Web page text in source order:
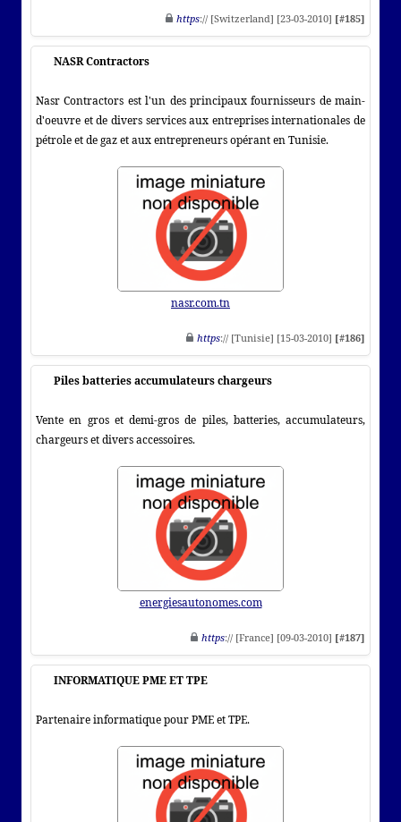
https:// [Switzerland] [23-03-2010] [#185]
NASR Contractors
Nasr Contractors est l'un des principaux fournisseurs de main-
d'oeuvre et de divers services aux entreprises internationales de
pétrole et de gaz et aux entrepreneurs opérant en Tunisie.
nasr.com.tn
https:// [Tunisie] [15-03-2010] [#186]
Piles batteries accumulateurs chargeurs
Vente en gros et demi-gros de piles, batteries, accumulateurs,
chargeurs et divers accessoires.
energiesautonomes.com
https:// [France] [09-03-2010] [#187]
INFORMATIQUE PME ET TPE
Partenaire informatique pour PME et TPE.